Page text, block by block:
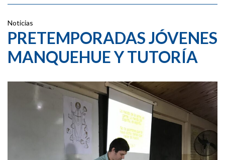
Noticias
PRETEMPORADAS JÓVENES
MANQUEHUE Y TUTORÍA